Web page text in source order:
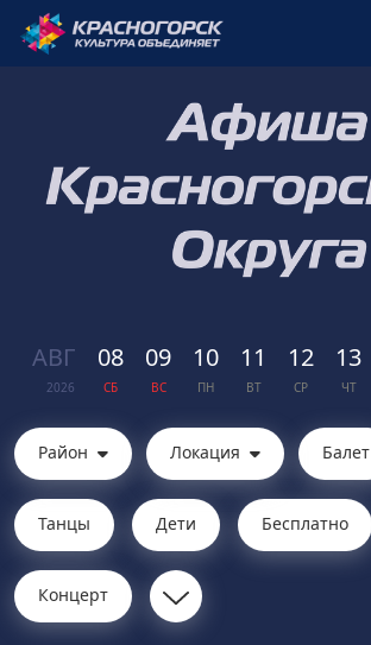
АВГ
2026
08
СБ
09
ВС
10
ПН
11
ВТ
12
СР
13
ЧТ
Район Локация Балет
Танцы Дети Бесплатно
Концерт